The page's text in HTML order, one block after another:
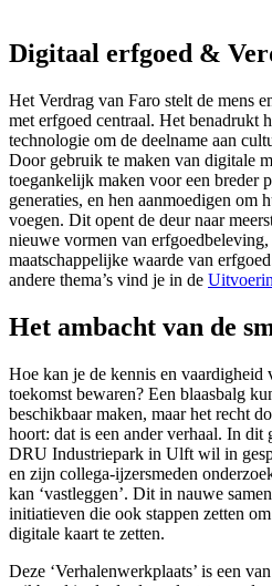
Digitaal erfgoed &
Het Verdrag van Faro stelt de mens
met erfgoed centraal. Het benadrukt
technologie om de deelname aan
Door gebruik te maken van digitale
toegankelijk maken voor een breder
generaties, en hen aanmoedigen om
voegen. Dit opent de deur naar
nieuwe vormen van
maatschappelijke waarde van
andere thema’s vind je in de
Het ambacht van de
Hoe kan je de kennis en vaardigheid
toekomst bewaren? Een blaasbalg
beschikbaar maken, maar het recht
hoort: dat is een ander verhaal. In dit
DRU Industriepark in Ulft wil in
en zijn collega-ijzersmeden
kan ‘vastleggen’. Dit in nauwe
initiatieven die ook stappen zetten
digitale kaart te zetten.
Deze ‘Verhalenwerkplaats’ is een